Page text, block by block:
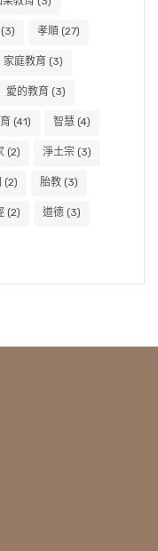
(3) 孝順 (27)
家庭教育 (3)
愛的教育 (3)
(41) 智慧 (4)
(2) 淨土宗 (3)
(2) 胎教 (3)
(2) 道德 (3)